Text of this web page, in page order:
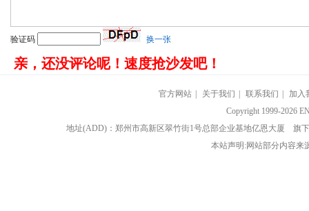
验证码 换一张
亲，还没评论呢！速度抢沙发吧！
官方网站 关于我们 联系我们
加入
Copyright 1999-2026
地址(ADD)：郑州市高新区翠竹街1号总部企业基地亿恩大厦 旗
本站声明:网站部分内容来